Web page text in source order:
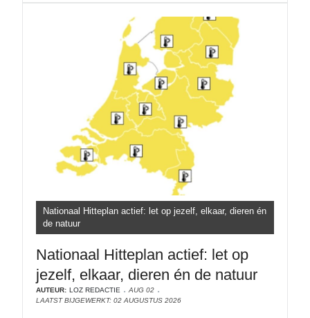
Nationaal Hitteplan actief: let op jezelf, elkaar, dieren én
de natuur
Nationaal Hitteplan actief: let op
jezelf, elkaar, dieren én de natuur
AUTEUR: LOZ REDACTIE
AUG 02
LAATST BIJGEWERKT: 02 AUGUSTUS 2026